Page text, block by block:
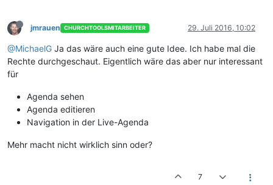
jmrauen CHURCHTOOLSMITARBEITER 29. Juli 2016, 10:02
@MichaelG Ja das wäre auch eine gute Idee. Ich habe mal die
Rechte durchgeschaut. Eigentlich wäre das aber nur interessant
für
Agenda sehen
Agenda editieren
Navigation in der Live-Agenda
Mehr macht nicht wirklich sinn oder?
7